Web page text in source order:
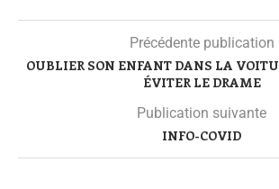
Précédente publication
OUBLIER SON ENFANT DANS LA
ÉVITER LE DRAME
Publication suivante
INFO-COVID